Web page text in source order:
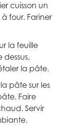
cuisson un
four. Fariner
la feuille
dessus,
la pâte.
pâte sur les
Faire
Servir